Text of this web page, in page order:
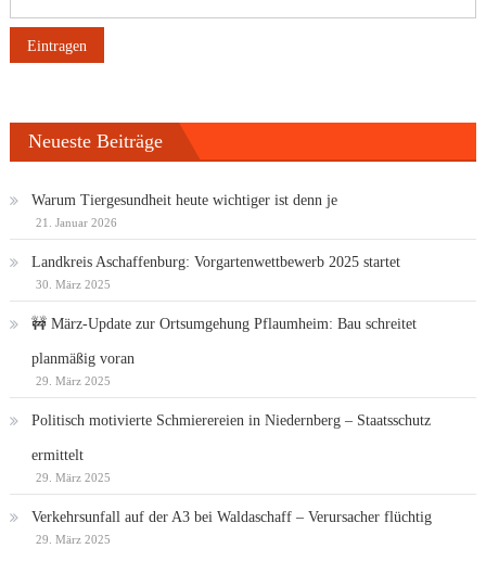
Neueste Beiträge
Warum Tiergesundheit heute wichtiger ist denn je
21. Januar 2026
Landkreis Aschaffenburg: Vorgartenwettbewerb 2025 startet
30. März 2025
🚧 März-Update zur Ortsumgehung Pflaumheim: Bau schreitet
planmäßig voran
29. März 2025
Politisch motivierte Schmierereien in Niedernberg – Staatsschutz
ermittelt
29. März 2025
Verkehrsunfall auf der A3 bei Waldaschaff – Verursacher flüchtig
29. März 2025